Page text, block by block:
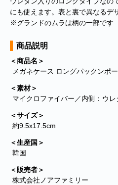
にも使えます。表と裏で異なるデ
※グランドのムラは柄の一部です
商品説明
＜商品名＞
メガネケース ロングパックンポ
＜素材＞
マイクロファイバー／内側：ウレ
＜サイズ＞
約9.5x17.5cm
＜生産国＞
韓国
＜販売者＞
株式会社ノアファミリー